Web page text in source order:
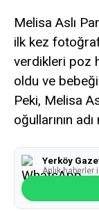
Melisa Aslı
ilk kez
verdikleri poz
oldu ve
Peki, Melisa
oğullarının
Yerköy
Anlık haberler